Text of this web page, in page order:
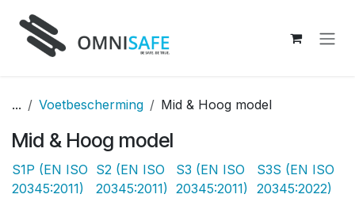
... Voetbescherming Mid & Hoog model
Mid & Hoog model
S1P (EN ISO
20345:2011)
S2 (EN ISO
20345:2011)
S3 (EN ISO
20345:2011)
S3S (EN ISO
20345:2022)